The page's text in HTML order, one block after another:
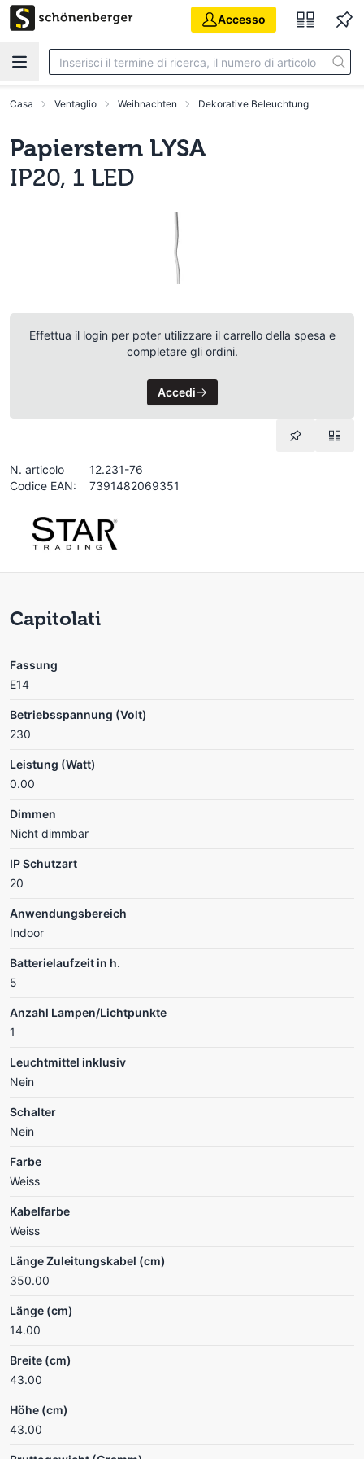
Vai al contenuto principale
Accesso
Casa Ventaglio Weihnachten Dekorative Beleuchtung
Papierstern LYSA
IP20, 1 LED
Effettua il login per poter utilizzare il carrello della spesa e
completare gli ordini.
Accedi
N. articolo
12.231-76
Codice EAN:
7391482069351
Capitolati
Fassung
E14
Betriebsspannung (Volt)
230
Leistung (Watt)
0.00
Dimmen
Nicht dimmbar
IP Schutzart
20
Anwendungsbereich
Indoor
Batterielaufzeit in h.
5
Anzahl Lampen/Lichtpunkte
1
Leuchtmittel inklusiv
Nein
Schalter
Nein
Farbe
Weiss
Kabelfarbe
Weiss
Länge Zuleitungskabel (cm)
350.00
Länge (cm)
14.00
Breite (cm)
43.00
Höhe (cm)
43.00